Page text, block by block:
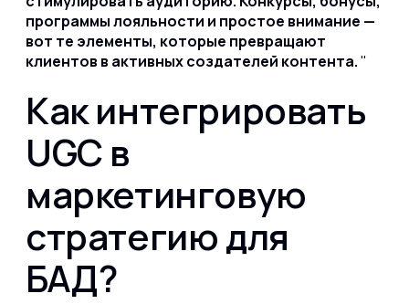
программы лояльности и простое внимание —
вот те элементы, которые превращают
клиентов в активных создателей контента.
Как интегрировать
UGC в
маркетинговую
стратегию для
БАД?